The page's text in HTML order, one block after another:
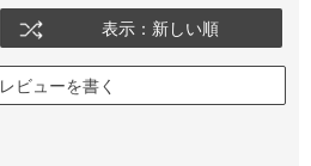
表示：新しい順
レビューを書く